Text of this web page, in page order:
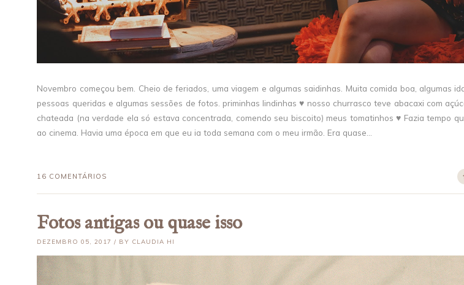
Novembro começou bem. Cheio de feriados, uma viagem e algumas saidinhas. Muita comida boa, algumas
pessoas queridas e algumas sessões de fotos. priminhas lindinhas ♥ nosso churrasco teve abacaxi com
chateada (na verdade ela só estava concentrada, comendo seu biscoito) meus tomatinhos ♥ Fazia tempo
ao cinema. Havia uma época em que eu ia toda semana com o meu irmão. Era quase...
16 COMENTÁRIOS
Fotos antigas ou quase isso
DEZEMBRO 05, 2017 / BY CLAUDIA HI